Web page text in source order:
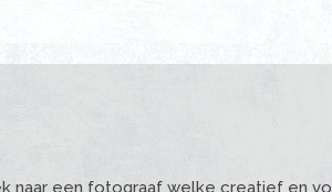
naar een fotograaf welke creatief en